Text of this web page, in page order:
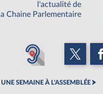
l'actualité de
la Chaine Parlementaire
UNE SEMAINE À L'ASSEMBLÉE